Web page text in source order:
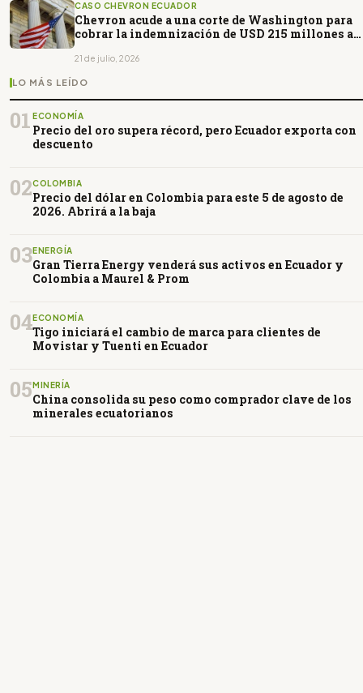
CASO CHEVRON ECUADOR
Chevron acude a una corte de Washington para
cobrar la indemnización de USD 215 millones a
21 de julio, 2026
LO MÁS LEÍDO
01 ECONOMÍA
Precio del oro supera récord, pero Ecuador exporta con
descuento
02COLOMBIA
Precio del dólar en Colombia para este 5 de agosto de
2026. Abrirá a la baja
03ENERGÍA
Gran Tierra Energy venderá sus activos en Ecuador y
Colombia a Maurel & Prom
04ECONOMÍA
Tigo iniciará el cambio de marca para clientes de
Movistar y Tuenti en Ecuador
05 MINERÍA
China consolida su peso como comprador clave de los
minerales ecuatorianos